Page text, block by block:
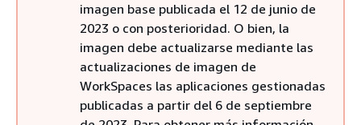
imagen base publicada el 12 de junio de
2023 o con posterioridad. O bien, la
imagen debe actualizarse mediante las
actualizaciones de imagen de
WorkSpaces las aplicaciones gestionadas
publicadas a partir del 6 de septiembre